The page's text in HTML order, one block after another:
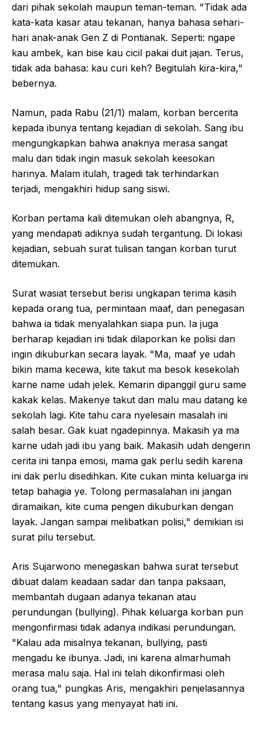
dari pihak sekolah maupun teman-teman. "Tidak ada
kata-kata kasar atau tekanan, hanya bahasa sehari-
hari anak-anak Gen Z di Pontianak. Seperti: ngape
kau ambek, kan bise kau cicil pakai duit jajan. Terus,
tidak ada bahasa: kau curi keh? Begitulah kira-kira,"
bebernya.
Namun, pada Rabu (21/1) malam, korban bercerita
kepada ibunya tentang kejadian di sekolah. Sang ibu
mengungkapkan bahwa anaknya merasa sangat
malu dan tidak ingin masuk sekolah keesokan
harinya. Malam itulah, tragedi tak terhindarkan
terjadi, mengakhiri hidup sang siswi.
Korban pertama kali ditemukan oleh abangnya, R,
yang mendapati adiknya sudah tergantung. Di lokasi
kejadian, sebuah surat tulisan tangan korban turut
ditemukan.
Surat wasiat tersebut berisi ungkapan terima kasih
kepada orang tua, permintaan maaf, dan penegasan
bahwa ia tidak menyalahkan siapa pun. Ia juga
berharap kejadian ini tidak dilaporkan ke polisi dan
ingin dikuburkan secara layak. "Ma, maaf ye udah
bikin mama kecewa, kite takut ma besok kesekolah
karne name udah jelek. Kemarin dipanggil guru same
kakak kelas. Makenye takut dan malu mau datang ke
sekolah lagi. Kite tahu cara nyelesain masalah ini
salah besar. Gak kuat ngadepinnya. Makasih ya ma
karne udah jadi ibu yang baik. Makasih udah dengerin
cerita ini tanpa emosi, mama gak perlu sedih karena
ini dak perlu disedihkan. Kite cukan minta keluarga ini
tetap bahagia ye. Tolong permasalahan ini jangan
diramaikan, kite cuma pengen dikuburkan dengan
layak. Jangan sampai melibatkan polisi," demikian isi
surat pilu tersebut.
Aris Sujarwono menegaskan bahwa surat tersebut
dibuat dalam keadaan sadar dan tanpa paksaan,
membantah dugaan adanya tekanan atau
perundungan (bullying). Pihak keluarga korban pun
mengonfirmasi tidak adanya indikasi perundungan.
"Kalau ada misalnya tekanan, bullying, pasti
mengadu ke ibunya. Jadi, ini karena almarhumah
merasa malu saja. Hal ini telah dikonfirmasi oleh
orang tua," pungkas Aris, mengakhiri penjelasannya
tentang kasus yang menyayat hati ini.